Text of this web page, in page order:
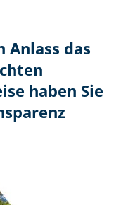
das
haben Sie